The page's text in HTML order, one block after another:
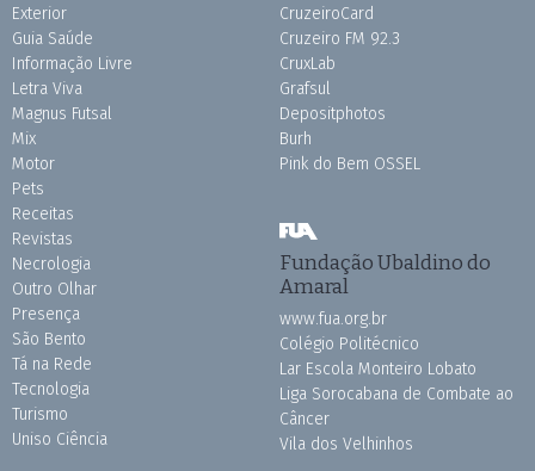
Exterior
Guia Saúde
Informação Livre
Letra Viva
Magnus Futsal
Mix
Motor
Pets
Receitas
Revistas
Necrologia
Outro Olhar
Presença
São Bento
Tá na Rede
Tecnologia
Turismo
Uniso Ciência
CruzeiroCard
Cruzeiro FM 92.3
CruxLab
Grafsul
Depositphotos
Burh
Pink do Bem OSSEL
Fundação Ubaldino do
Amaral
www.fua.org.br
Colégio Politécnico
Lar Escola Monteiro Lobato
Liga Sorocabana de Combate ao
Câncer
Vila dos Velhinhos